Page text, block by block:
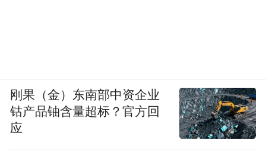
刚果（金）东南部中资企业
钴产品铀含量超标？官方回
应